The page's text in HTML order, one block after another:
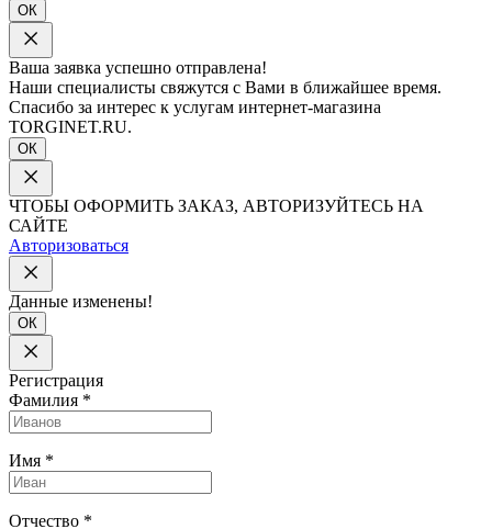
ОК
Ваша заявка успешно отправлена!
Наши специалисты свяжутся с Вами в ближайшее время.
Спасибо за интерес к услугам интернет-магазина
TORGINET.RU.
ОК
ЧТОБЫ ОФОРМИТЬ ЗАКАЗ, АВТОРИЗУЙТЕСЬ НА
САЙТЕ
Авторизоваться
Данные изменены!
ОК
Регистрация
Фамилия *
Имя *
Отчество *